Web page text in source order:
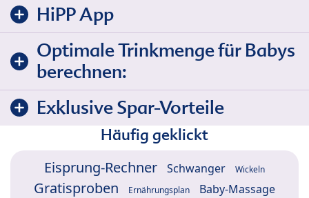
HiPP App
Optimale Trinkmenge für Babys
berechnen:
Exklusive Spar-Vorteile
Häufig geklickt
Eisprung-Rechner Schwanger Wickeln
Gratisproben Ernährungsplan Baby-Massage